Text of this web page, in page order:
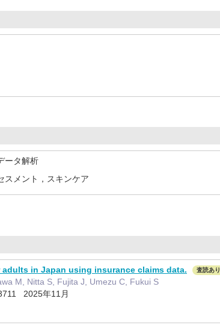
ータ解析
スメント，スキンケア
in Japan using insurance claims data. 査読あり
M, Nitta S, Fujita J, Umezu C, Fukui S
2025年11月